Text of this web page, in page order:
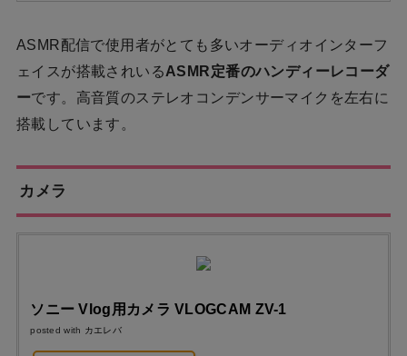
ASMR配信で使用者がとても多いオーディオインターフ
ェイスが搭載されいるASMR定番のハンディーレコーダ
ーです。高音質のステレオコンデンサーマイクを左右に
搭載しています。
カメラ
ソニー Vlog用カメラ VLOGCAM ZV-1
posted with カエレバ